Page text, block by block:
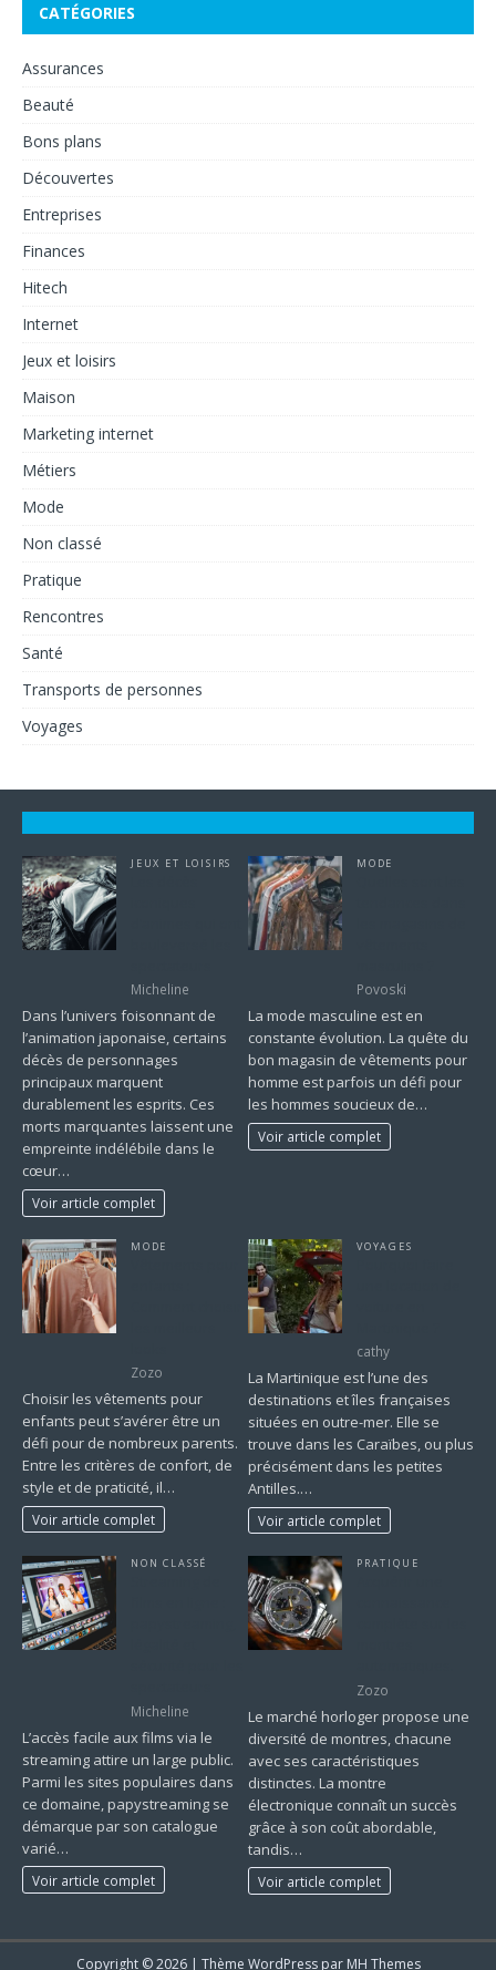
CATÉGORIES
Assurances
Beauté
Bons plans
Découvertes
Entreprises
Finances
Hitech
Internet
Jeux et loisirs
Maison
Marketing internet
Métiers
Mode
Non classé
Pratique
Rencontres
Santé
Transports de personnes
Voyages
JEUX ET LOISIRS
Micheline
Dans l’univers foisonnant de
l’animation japonaise, certains
décès de personnages
principaux marquent
durablement les esprits. Ces
morts marquantes laissent une
empreinte indélébile dans le
cœur…
Voir article complet
MODE
Povoski
La mode masculine est en
constante évolution. La quête du
bon magasin de vêtements pour
homme est parfois un défi pour
les hommes soucieux de…
Voir article complet
MODE
Zozo
Choisir les vêtements pour
enfants peut s’avérer être un
défi pour de nombreux parents.
Entre les critères de confort, de
style et de praticité, il…
Voir article complet
VOYAGES
cathy
La Martinique est l’une des
destinations et îles françaises
situées en outre-mer. Elle se
trouve dans les Caraïbes, ou plus
précisément dans les petites
Antilles.…
Voir article complet
NON CLASSÉ
Micheline
L’accès facile aux films via le
streaming attire un large public.
Parmi les sites populaires dans
ce domaine, papystreaming se
démarque par son catalogue
varié…
Voir article complet
PRATIQUE
Zozo
Le marché horloger propose une
diversité de montres, chacune
avec ses caractéristiques
distinctes. La montre
électronique connaît un succès
grâce à son coût abordable,
tandis…
Voir article complet
Copyright © 2026 | Thème WordPress par MH Themes